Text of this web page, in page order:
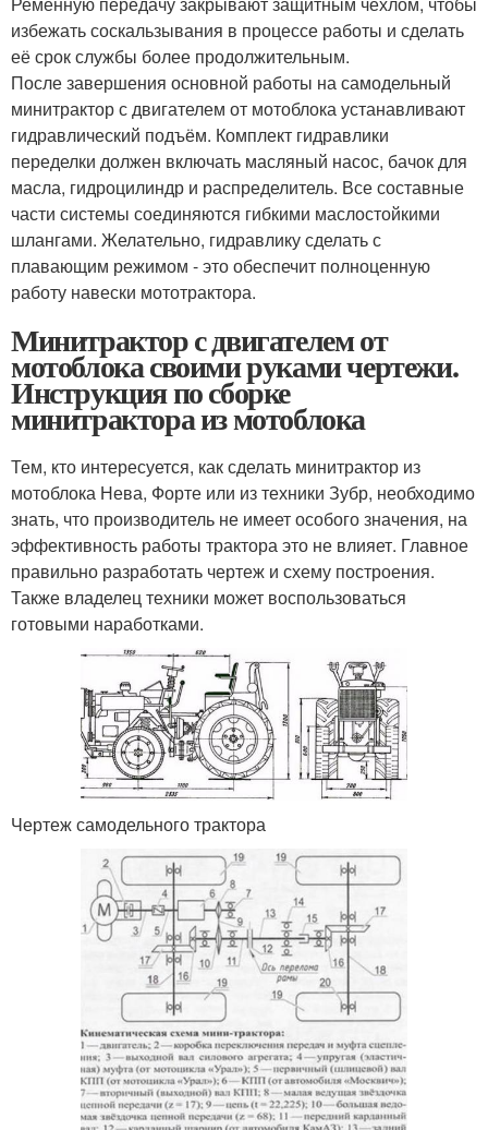
избежать соскальзывания в процессе работы и сделать
её срок службы более продолжительным.
После завершения основной работы на самодельный
минитрактор с двигателем от мотоблока устанавливают
гидравлический подъём. Комплект гидравлики
переделки должен включать масляный насос, бачок для
масла, гидроцилиндр и распределитель. Все составные
части системы соединяются гибкими маслостойкими
шлангами. Желательно, гидравлику сделать с
плавающим режимом - это обеспечит полноценную
работу навески мототрактора.
Минитрактор с двигателем от
мотоблока своими руками чертежи.
Инструкция по сборке
минитрактора из мотоблока
Тем, кто интересуется, как сделать минитрактор из
мотоблока Нева, Форте или из техники Зубр, необходимо
знать, что производитель не имеет особого значения, на
эффективность работы трактора это не влияет. Главное
правильно разработать чертеж и схему построения.
Также владелец техники может воспользоваться
готовыми наработками.
Чертеж самодельного трактора